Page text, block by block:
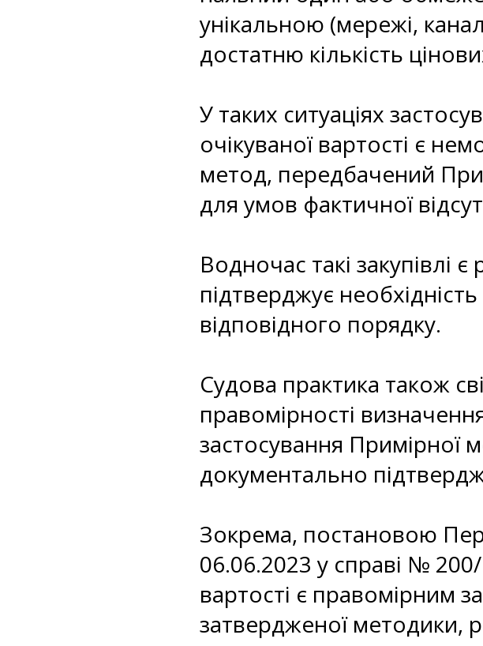
унікальною (мережі,
достатню кількість
У таких ситуаціях
очікуваної вартості є
метод, передбачений
для умов фактичної
Водночас такі закупівлі
підтверджує
відповідного порядку.
Судова практика також
правомірності
застосування Примірної
документально
Зокрема, постановою
06.06.2023 у справі №
вартості є правомірним
затвердженої методики,